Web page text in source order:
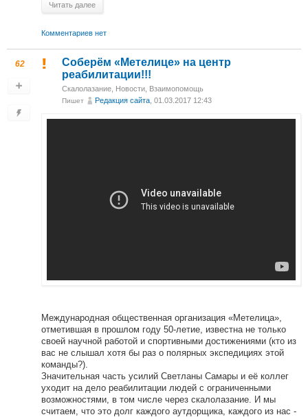
Читать далее
Комментариев нет
62
Соберём «Метелице» на центр
реабилитации!!!
Скалолазание Новости Взаимопомощь
Пишет Редакция сайта , 01.03.2017 12:43
Международная общественная организация «Метелица»,
отметившая в прошлом году 50-летие, известна не только
своей научной работой и спортивными достижениями (кто из
вас не слышал хотя бы раз о полярных экспедициях этой
команды?).
Значительная часть усилий Светланы Самары и её коллег
уходит на дело реабилитации людей с ограниченными
возможностями, в том числе через скалолазание. И мы
считаем, что это долг каждого аутдорщика, каждого из нас -